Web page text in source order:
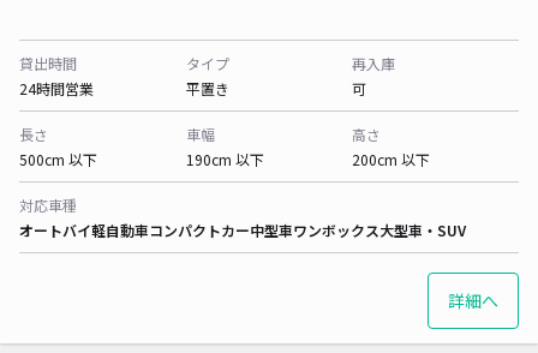
貸出時間
24時間営業
タイプ
平置き
再入庫
可
長さ
500cm 以下
車幅
190cm 以下
高さ
200cm 以下
対応車種
オートバイ軽自動車コンパクトカー中型車ワンボックス大型車・SUV
詳細へ